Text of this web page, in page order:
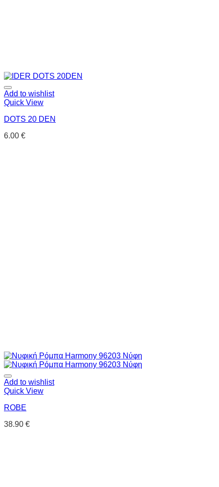
Add to wishlist
Quick View
DOTS 20 DEN
6.00 €
Add to wishlist
Quick View
ROBE
38.90 €